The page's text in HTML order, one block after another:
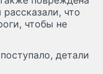
что
чтобы не
детали